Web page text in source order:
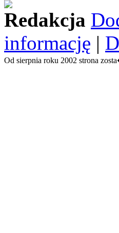
Redakcja
informację |
Od sierpnia roku 2002 strona